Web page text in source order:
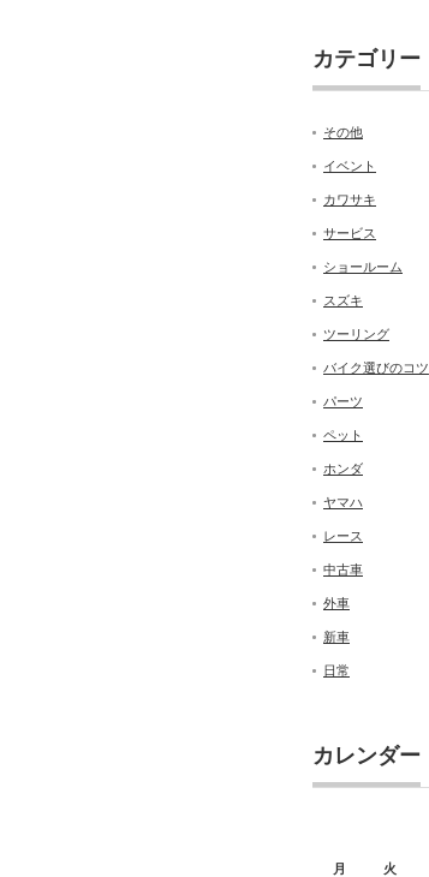
カテゴリー
その他
イベント
カワサキ
サービス
ショールーム
スズキ
ツーリング
バイク選びのコツ
パーツ
ペット
ホンダ
ヤマハ
レース
中古車
外車
新車
日常
カレンダー
月 火